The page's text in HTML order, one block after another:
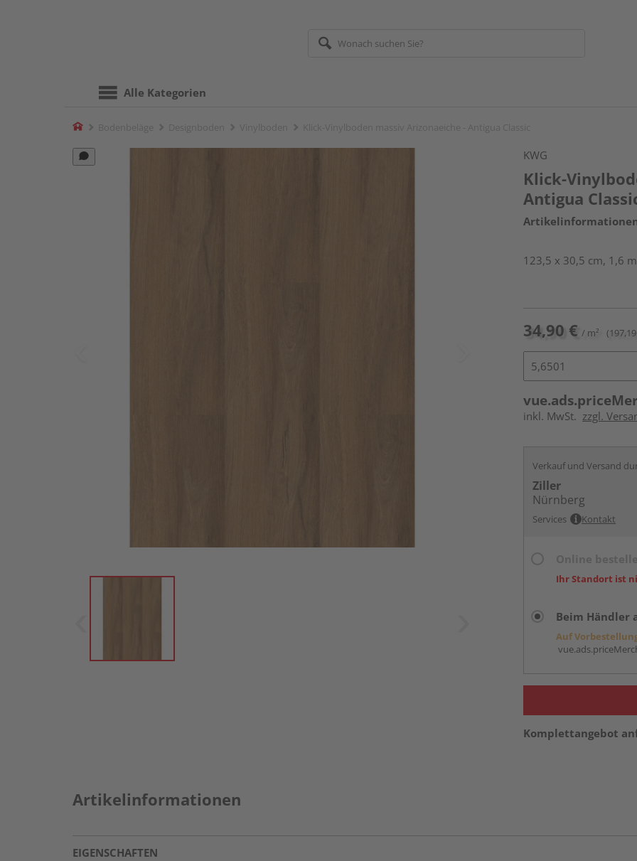
Alle Kategorien
Home
KWG
Klick-
Antigua
123,5 x 30,5 cm, 1,6
34,90 € / m²
inkl. MwSt. zzgl.
Verkauf und Versand
Ziller
Nürnberg
Services Kontakt
Ihr Standort ist
Beim Händler
Auf
Komplettangebot
Artikelinformationen
EIGENSCHAFTEN